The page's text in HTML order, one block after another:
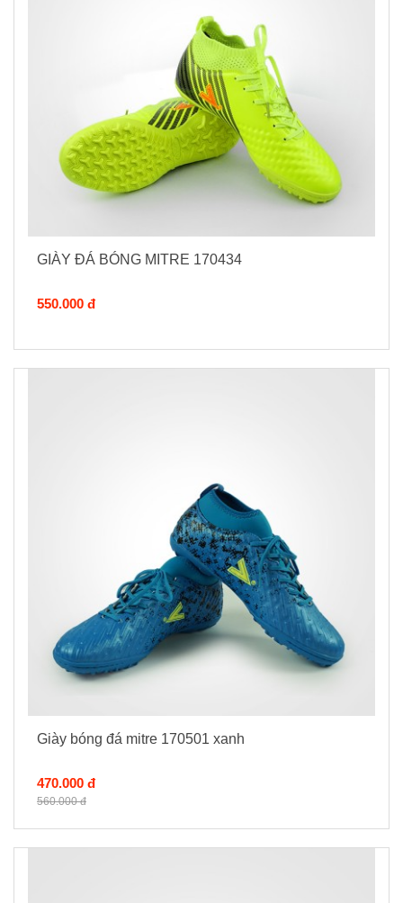
GIÀY ĐÁ BÓNG MITRE 170434
550.000 đ
Giày bóng đá mitre 170501 xanh
470.000 đ
560.000 đ